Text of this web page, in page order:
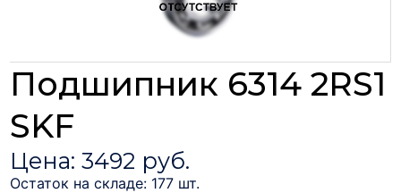
Подшипник 6314 2RS1
SKF
Цена: 3492 руб.
Остаток на складе: 177 шт.